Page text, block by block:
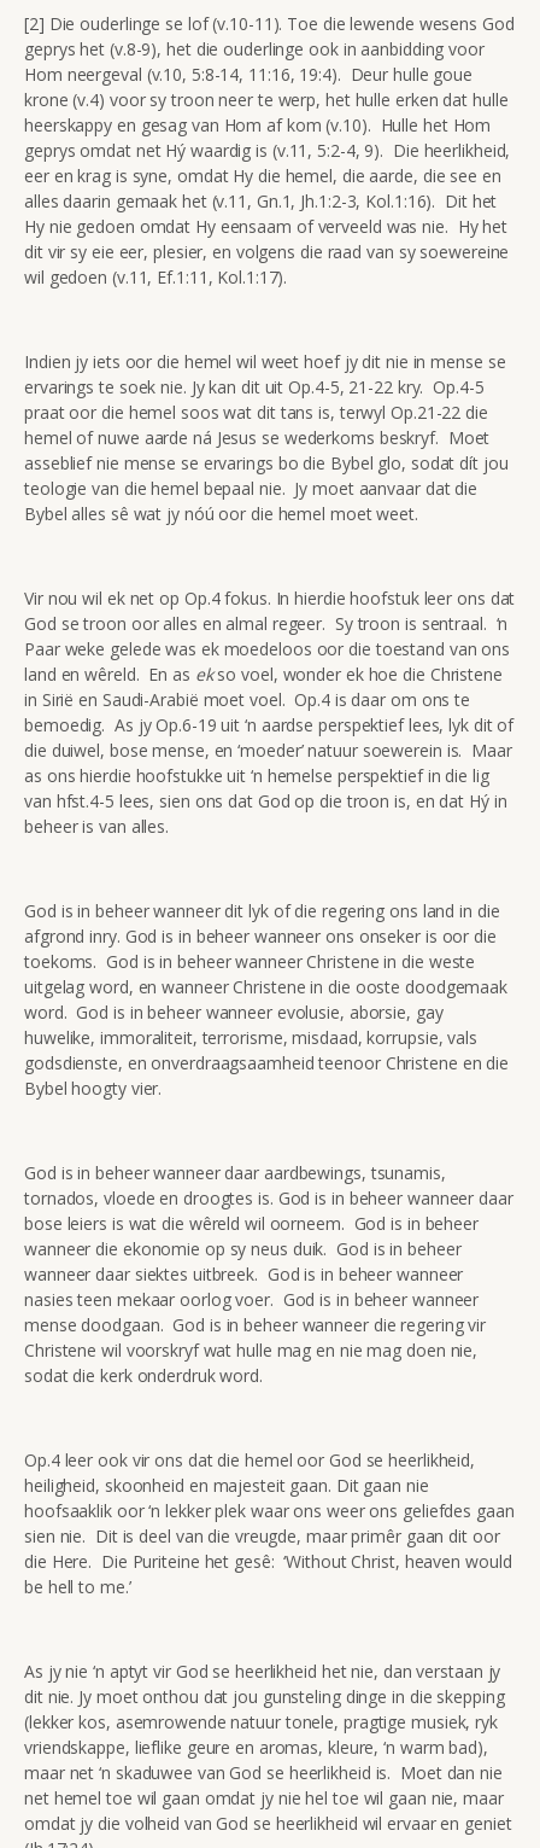
[2] Die ouderlinge se lof (v.10-11). Toe die lewende wesens God
geprys het (v.8-9), het die ouderlinge ook in aanbidding voor
Hom neergeval (v.10, 5:8-14, 11:16, 19:4). Deur hulle goue
krone (v.4) voor sy troon neer te werp, het hulle erken dat hulle
heerskappy en gesag van Hom af kom (v.10). Hulle het Hom
geprys omdat net Hý waardig is (v.11, 5:2-4, 9). Die heerlikheid,
eer en krag is syne, omdat Hy die hemel, die aarde, die see en
alles daarin gemaak het (v.11, Gn.1, Jh.1:2-3, Kol.1:16). Dit het
Hy nie gedoen omdat Hy eensaam of verveeld was nie. Hy het
dit vir sy eie eer, plesier, en volgens die raad van sy soewereine
wil gedoen (v.11, Ef.1:11, Kol.1:17).
Indien jy iets oor die hemel wil weet hoef jy dit nie in mense se
ervarings te soek nie. Jy kan dit uit Op.4-5, 21-22 kry. Op.4-5
praat oor die hemel soos wat dit tans is, terwyl Op.21-22 die
hemel of nuwe aarde ná Jesus se wederkoms beskryf. Moet
asseblief nie mense se ervarings bo die Bybel glo, sodat dít jou
teologie van die hemel bepaal nie. Jy moet aanvaar dat die
Bybel alles sê wat jy nóú oor die hemel moet weet.
Vir nou wil ek net op Op.4 fokus. In hierdie hoofstuk leer ons dat
God se troon oor alles en almal regeer. Sy troon is sentraal. ‘n
Paar weke gelede was ek moedeloos oor die toestand van ons
land en wêreld. En as ekso voel, wonder ek hoe die Christene
in Sirië en Saudi-Arabië moet voel. Op.4 is daar om ons te
bemoedig. As jy Op.6-19 uit ‘n aardse perspektief lees, lyk dit of
die duiwel, bose mense, en ‘moeder’ natuur soewerein is. Maar
as ons hierdie hoofstukke uit ‘n hemelse perspektief in die lig
van hfst.4-5 lees, sien ons dat God op die troon is, en dat Hý in
beheer is van alles.
God is in beheer wanneer dit lyk of die regering ons land in die
afgrond inry. God is in beheer wanneer ons onseker is oor die
toekoms. God is in beheer wanneer Christene in die weste
uitgelag word, en wanneer Christene in die ooste doodgemaak
word. God is in beheer wanneer evolusie, aborsie, gay
huwelike, immoraliteit, terrorisme, misdaad, korrupsie, vals
godsdienste, en onverdraagsaamheid teenoor Christene en die
Bybel hoogty vier.
God is in beheer wanneer daar aardbewings, tsunamis,
tornados, vloede en droogtes is. God is in beheer wanneer daar
bose leiers is wat die wêreld wil oorneem. God is in beheer
wanneer die ekonomie op sy neus duik. God is in beheer
wanneer daar siektes uitbreek. God is in beheer wanneer
nasies teen mekaar oorlog voer. God is in beheer wanneer
mense doodgaan. God is in beheer wanneer die regering vir
Christene wil voorskryf wat hulle mag en nie mag doen nie,
sodat die kerk onderdruk word.
Op.4 leer ook vir ons dat die hemel oor God se heerlikheid,
heiligheid, skoonheid en majesteit gaan. Dit gaan nie
hoofsaaklik oor ‘n lekker plek waar ons weer ons geliefdes gaan
sien nie. Dit is deel van die vreugde, maar primêr gaan dit oor
die Here. Die Puriteine het gesê: ‘Without Christ, heaven would
be hell to me.’
As jy nie ‘n aptyt vir God se heerlikheid het nie, dan verstaan jy
dit nie. Jy moet onthou dat jou gunsteling dinge in die skepping
(lekker kos, asemrowende natuur tonele, pragtige musiek, ryk
vriendskappe, lieflike geure en aromas, kleure, ‘n warm bad),
maar net ‘n skaduwee van God se heerlikheid is. Moet dan nie
net hemel toe wil gaan omdat jy nie hel toe wil gaan nie, maar
omdat jy die volheid van God se heerlikheid wil ervaar en geniet